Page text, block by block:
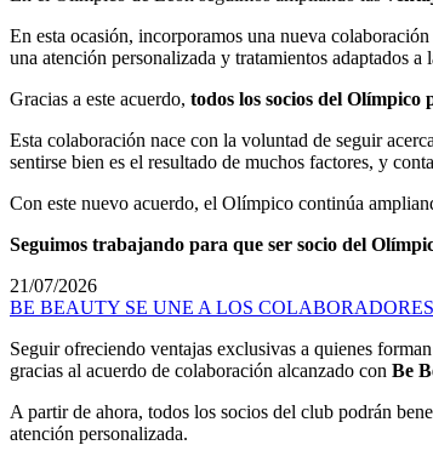
En esta ocasión, incorporamos una nueva
una atención personalizada y tratamientos adaptados a
Gracias a este acuerdo, todos los socios del
Esta colaboración nace con la voluntad de seguir
sentirse bien es el resultado de muchos factores, y
Con este nuevo acuerdo, el Olímpico continúa
Seguimos trabajando para que ser socio del
21/07/2026
BE BEAUTY SE UNE A LOS
Seguir ofreciendo ventajas exclusivas a quienes
gracias al acuerdo de colaboración alcanzado con Be
A partir de ahora, todos los socios del club podrán
atención personalizada.